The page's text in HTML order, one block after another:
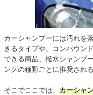
カーシャンプーには汚れを
きるタイプや、コンパウン
できる商品、撥水シャンプ
ングの種類ごとに推奨され
そこでここでは、 カーシャ